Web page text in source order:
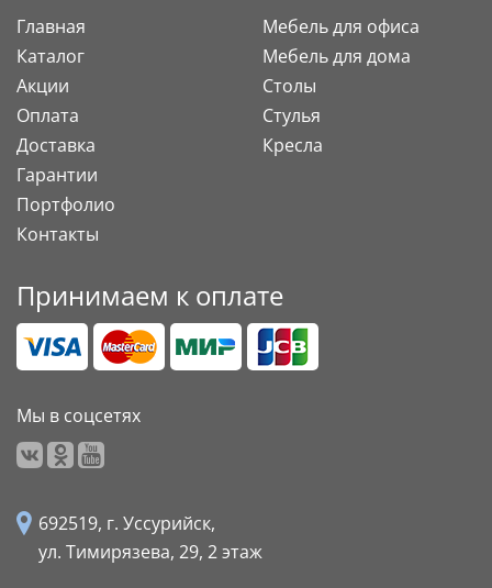
Главная
Каталог
Акции
Оплата
Доставка
Гарантии
Портфолио
Контакты
Мебель для офиса
Мебель для дома
Столы
Стулья
Кресла
Принимаем к оплате
Мы в соцсетях
692519, г. Уссурийск,
ул. Тимирязева, 29, 2 этаж